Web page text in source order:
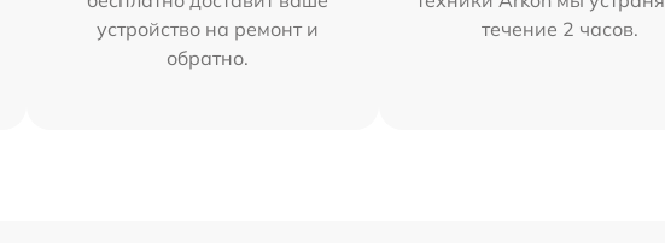
устройство на ремонт и
обратно.
течение 2 часов.